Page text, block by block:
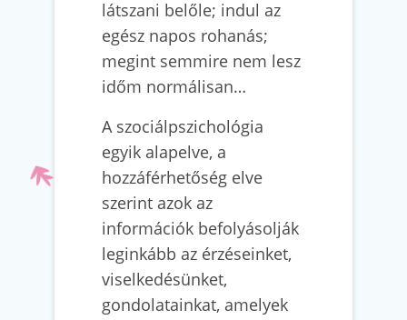
látszani belőle; indul az
egész napos rohanás;
megint semmire nem lesz
időm normálisan…
A szociálpszichológia
egyik alapelve, a
hozzáférhetőség elve
szerint azok az
információk befolyásolják
leginkább az érzéseinket,
viselkedésünket,
gondolatainkat, amelyek